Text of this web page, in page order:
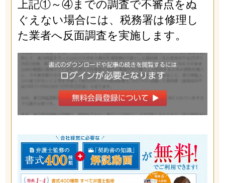
上記①～④までの調査で不審点をぬ
ぐえない場合には、税務署は修理し
た業者へ反面調査を実施します。